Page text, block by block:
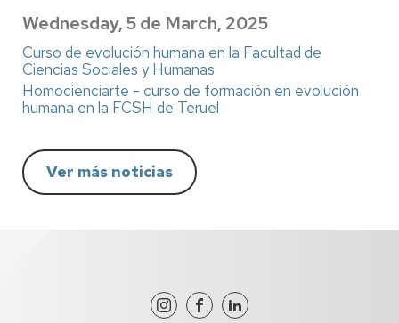
Wednesday, 5 de March, 2025
Curso de evolución humana en la Facultad de
Ciencias Sociales y Humanas
Homocienciarte - curso de formación en evolución
humana en la FCSH de Teruel
Ver más noticias